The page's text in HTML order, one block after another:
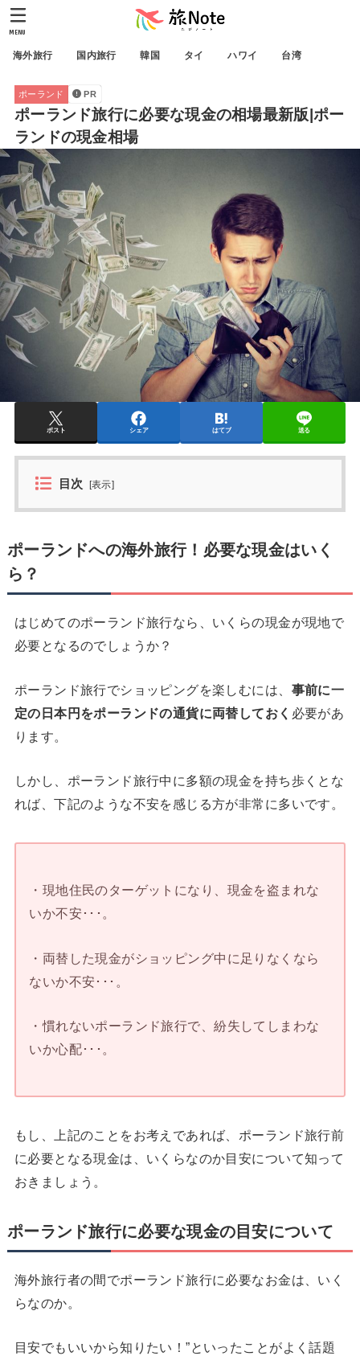
海外旅行 国内旅行 韓国 タイ ハワイ 台湾
MENU
ポーランド PR
ポーランド旅行に必要な現金の相場最新版|ポー
ランドの現金相場
ポスト シェア はてブ 送る
目次 [表示]
ポーランドへの海外旅行！必要な現金はいく
ら？
はじめてのポーランド旅行なら、いくらの現金が現地で
必要となるのでしょうか？
ポーランド旅行でショッピングを楽しむには、 事前に一
定の日本円をポーランドの通貨に両替しておく 必要があ
ります。
しかし、ポーランド旅行中に多額の現金を持ち歩くとな
れば、下記のような不安を感じる方が非常に多いです。
・現地住民のターゲットになり、現金を盗まれな
いか不安･･･。
・両替した現金がショッピング中に足りなくなら
ないか不安･･･。
・慣れないポーランド旅行で、紛失してしまわな
いか心配･･･。
もし、上記のことをお考えであれば、ポーランド旅行前
に必要となる現金は、いくらなのか目安について知って
おきましょう。
ポーランド旅行に必要な現金の目安について
海外旅行者の間でポーランド旅行に必要なお金は、いく
らなのか。
目安でもいいから知りたい！”といったことがよく話題